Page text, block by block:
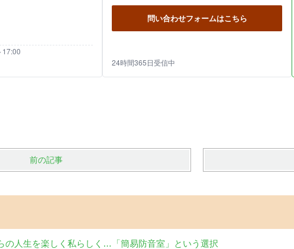
17:00
問い合わせフォームはこちら
24時間365日受信中
前の記事
の人生を楽しく私らしく…「簡易防音室」という選択